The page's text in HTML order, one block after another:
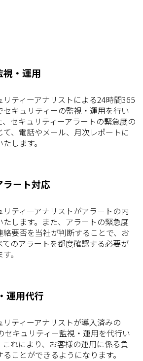
・運用
リティーアナリストによる24時間365
セキュリティーの監視・運用を行い
、セキュリティーアラートの緊急度の
て、電話やメール、月次レポートに
します。
ラート対応
リティーアナリストがアラートの内
たします。また、アラートの緊急度
絡要否を当社が判断することで、お
てのアラートを都度確認する必要が
。
運用代行
リティーアナリストが導入済みの
セキュリティー監視・運用を代行い
これにより、お客様の運用に係る負
ことができるようになります。